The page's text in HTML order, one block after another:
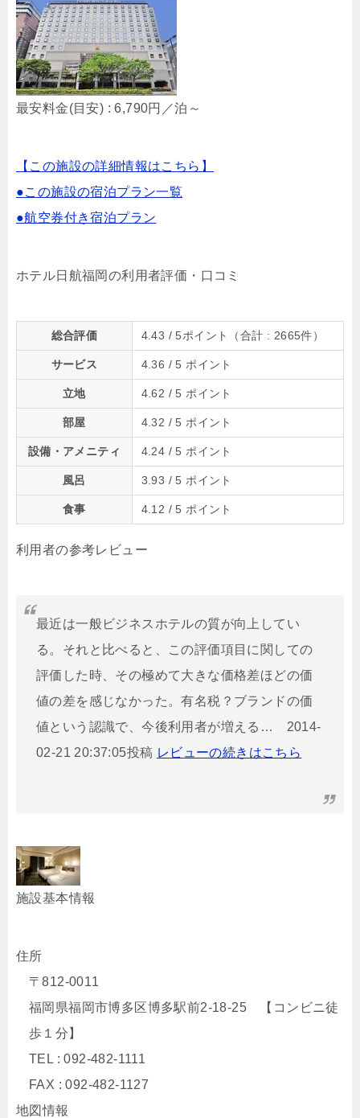
最安料金(目安) :6,790円／泊 ～
【この施設の詳細情報はこちら】
●この施設の宿泊プラン一覧
●航空券付き宿泊プラン
ホテル日航福岡の利用者評価・口コミ
総合評価 4.43 / 5ポイント（合計 : 2665件）
サービス 4.36 / 5 ポイント
立地 4.62 / 5 ポイント
部屋 4.32 / 5 ポイント
設備・アメニティ 4.24 / 5 ポイント
風呂 3.93 / 5 ポイント
食事 4.12 / 5 ポイント
利用者の参考レビュー
最近は一般ビジネスホテルの質が向上してい
る。それと比べると、この評価項目に関しての
評価した時、その極めて大きな価格差ほどの価
値の差を感じなかった。有名税？ブランドの価
値という認識で、今後利用者が増える… 2014-
02-21 20:37:05投稿 レビューの続きはこちら
施設基本情報
住所
〒812-0011
福岡県福岡市博多区博多駅前2-18-25 【コンビニ徒
歩１分】
TEL : 092-482-1111
FAX : 092-482-1127
地図情報